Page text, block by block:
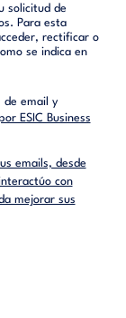
solicitud de
Para esta
rectificar o
se indica en
de email y
ESIC Business
emails, desde
con
mejorar sus